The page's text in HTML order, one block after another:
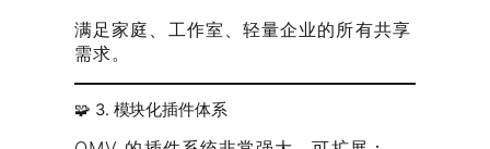
满足家庭、工作室、轻量企业的所有共享
需求。
🧩 3. 模块化插件体系